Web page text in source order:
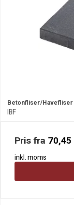
Betonfliser/Havefliser
IBF
Pris fra 70,45
inkl. moms